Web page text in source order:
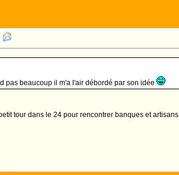
pas beaucoup il m'a l'air débordé par son idée
tour dans le 24 pour rencontrer banques et artisans